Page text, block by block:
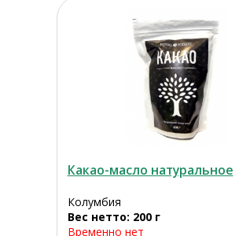
Какао-масло натуральное
Колумбия
Вес нетто: 200 г
Временно нет